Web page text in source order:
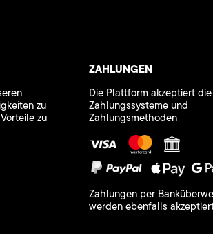
zu
zu
ZAHLUNGEN
Die Plattform akzeptiert
Zahlungssysteme und
Zahlungsmethoden
Zahlungen per
werden ebenfalls